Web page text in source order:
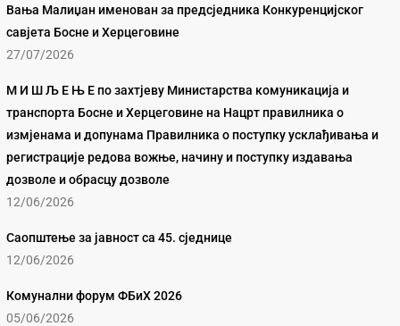
Вања Малиџан именован за предсједника Конкуренцијског
савјета Босне и Херцеговине
27/07/2026
М И Ш Љ Е Њ Е по захтјеву Министарства комуникација и
транспорта Босне и Херцеговине на Нацрт правилника о
измјенама и допунама Правилника о поступку усклађивања и
регистрације редова вожње, начину и поступку издавања
дозволе и обрасцу дозволе
12/06/2026
Саопштење за јавност са 45. сједнице
12/06/2026
Комунални форум ФБиХ 2026
05/06/2026